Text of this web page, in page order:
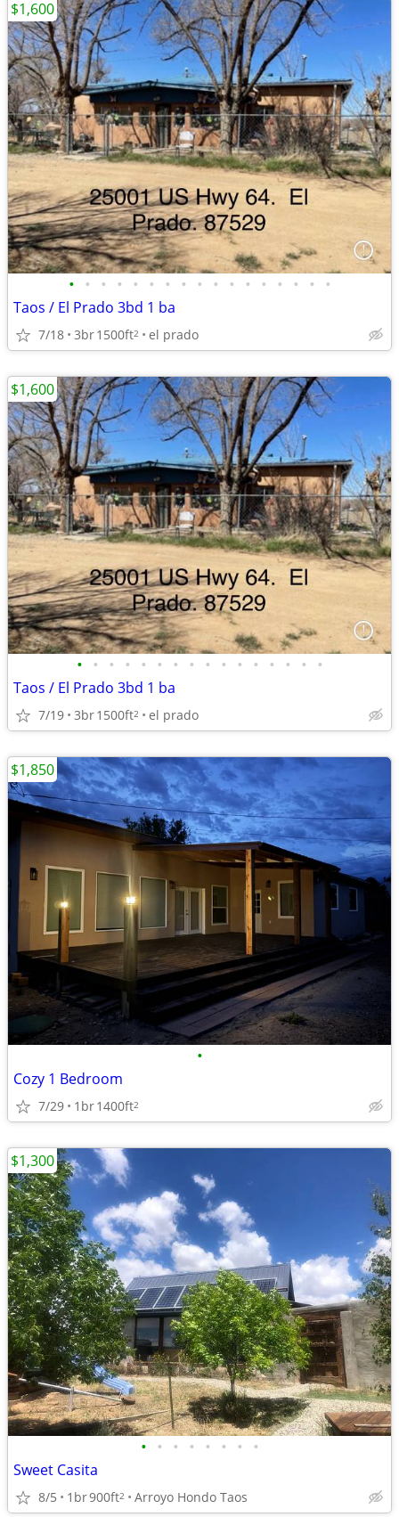
• • • • • • • • • • • • • • • • •
Taos / El Prado 3bd 1 ba
7/18 3br1500ft2 el prado
$1,600
• • • • • • • • • • • • • • • •
Taos / El Prado 3bd 1 ba
7/19 3br1500ft2 el prado
$1,600
•
Cozy 1 Bedroom
7/29 1br1400ft2
$1,850
• • • • • • • •
Sweet Casita
8/5 1br900ft2 Arroyo Hondo Taos
$1,300